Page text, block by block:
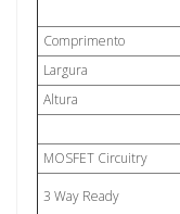
Comprimento
Largura
Altura
MOSFET Circuitry
3 Way Ready